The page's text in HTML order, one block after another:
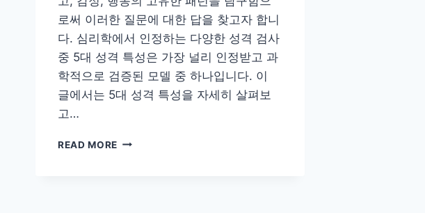
로써 이러한 질문에 대한 답을 찾고자 합니
다. 심리학에서 인정하는 다양한 성격 검사
중 5대 성격 특성은 가장 널리 인정받고 과
학적으로 검증된 모델 중 하나입니다. 이
글에서는 5대 성격 특성을 자세히 살펴보
고…
READ MORE 5